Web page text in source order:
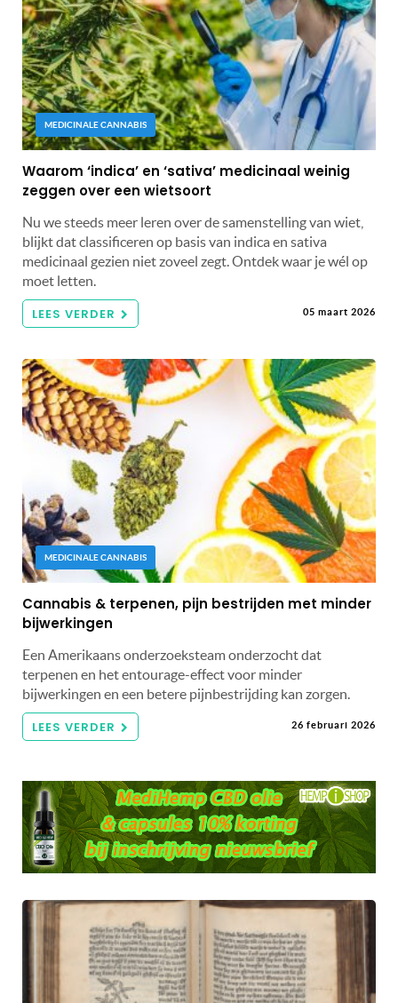
MEDICINALE CANNABIS
Waarom ‘indica’ en ‘sativa’ medicinaal weinig
zeggen over een wietsoort
Nu we steeds meer leren over de samenstelling van wiet,
blijkt dat classificeren op basis van indica en sativa
medicinaal gezien niet zoveel zegt. Ontdek waar je wél op
moet letten.
LEES VERDER 05 maart 2026
MEDICINALE CANNABIS
Cannabis & terpenen, pijn bestrijden met minder
bijwerkingen
Een Amerikaans onderzoeksteam onderzocht dat
terpenen en het entourage-effect voor minder
bijwerkingen en een betere pijnbestrijding kan zorgen.
LEES VERDER 26 februari 2026